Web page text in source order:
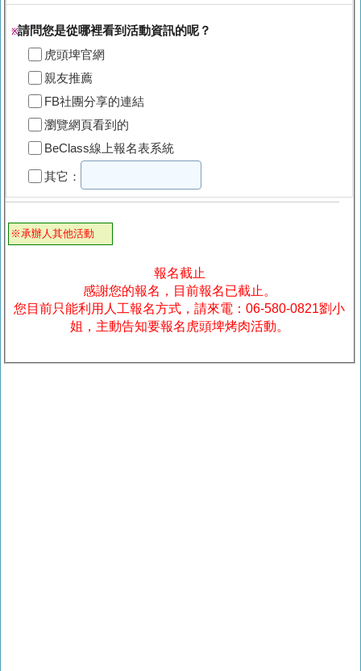
※請問您是從哪裡看到活動資訊的呢？
虎頭埤官網
親友推薦
FB社團分享的連結
瀏覽網頁看到的
BeClass線上報名表系統
其它：
※承辦人其他活動
報名截止
感謝您的報名，目前報名已截止。
您目前只能利用人工報名方式，請來電：06-580-0821劉小
姐，主動告知要報名虎頭埤烤肉活動。